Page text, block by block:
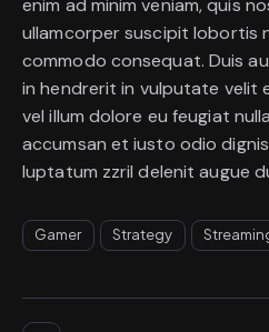
enim ad minim veniam, quis
ullamcorper suscipit lobortis
commodo consequat. Duis
in hendrerit in vulputate velit
vel illum dolore eu feugiat
accumsan et iusto odio
luptatum zzril delenit augue
Gamer Strategy